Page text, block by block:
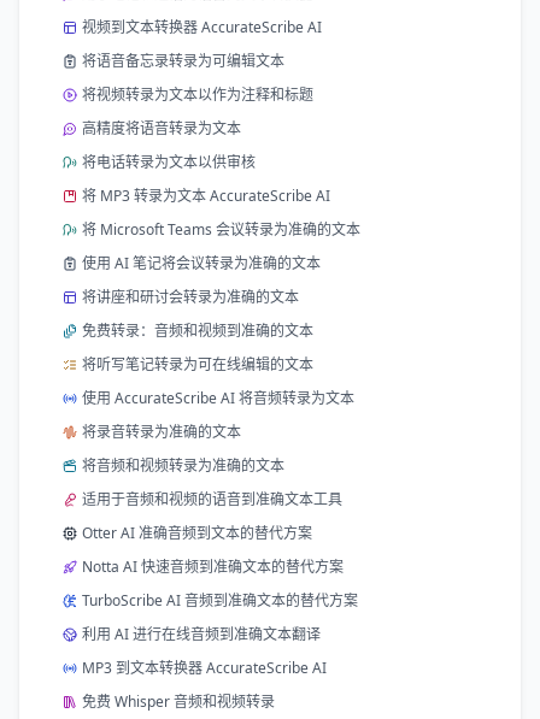
视频到文本转换器 AccurateScribe AI
将语音备忘录转录为可编辑文本
将视频转录为文本以作为注释和标题
高精度将语音转录为文本
将电话转录为文本以供审核
将 MP3 转录为文本 AccurateScribe AI
将 Microsoft Teams 会议转录为准确的文本
使用 AI 笔记将会议转录为准确的文本
将讲座和研讨会转录为准确的文本
免费转录：音频和视频到准确的文本
将听写笔记转录为可在线编辑的文本
使用 AccurateScribe AI 将音频转录为文本
将录音转录为准确的文本
将音频和视频转录为准确的文本
适用于音频和视频的语音到准确文本工具
Otter AI 准确音频到文本的替代方案
Notta AI 快速音频到准确文本的替代方案
TurboScribe AI 音频到准确文本的替代方案
利用 AI 进行在线音频到准确文本翻译
MP3 到文本转换器 AccurateScribe AI
免费 Whisper 音频和视频转录